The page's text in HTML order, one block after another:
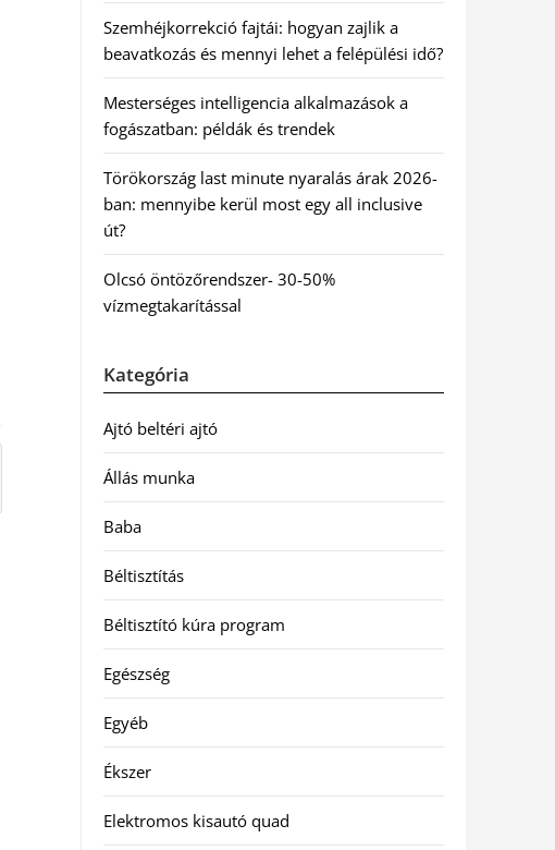
Szemhéjkorrekció fajtái: hogyan zajlik a
beavatkozás és mennyi lehet a felépülési idő?
Mesterséges intelligencia alkalmazások a
fogászatban: példák és trendek
Törökország last minute nyaralás árak 2026-
ban: mennyibe kerül most egy all inclusive
út?
Olcsó öntözőrendszer- 30-50%
vízmegtakarítással
Kategória
Ajtó beltéri ajtó
Állás munka
Baba
Béltisztítás
Béltisztító kúra program
Egészség
Egyéb
Ékszer
Elektromos kisautó quad